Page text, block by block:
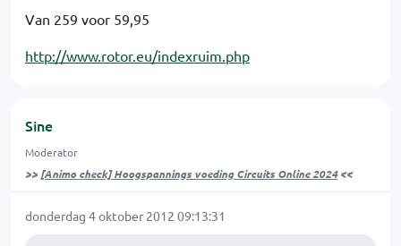
Van 259 voor 59,95
http://www.rotor.eu/indexruim.php
Sine
Moderator
>> [Animo check] Hoogspannings voeding Circuits Online 2024<<
donderdag 4 oktober 2012 09:13:31